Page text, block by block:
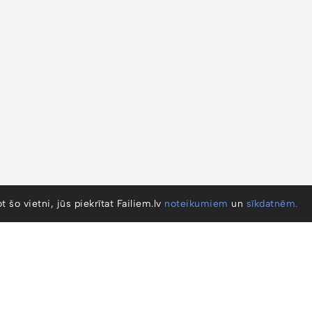
šo vietni, jūs piekrītat Failiem.lv noteikumiem un sīkdatnēm.